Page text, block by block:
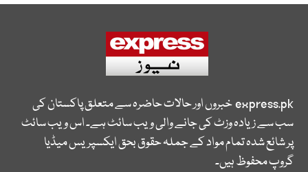
express.pkخبروں اور حالات حاضرہ سے متعلق پاکستان کی
سب سے زیادہ وزٹ کی جانے والی ویب سائٹ ہے۔ اس ویب سائٹ
پر شائع شدہ تمام مواد کے جملہ حقوق بحق ایکسپریس میڈیا
گروپ محفوظ ہیں۔